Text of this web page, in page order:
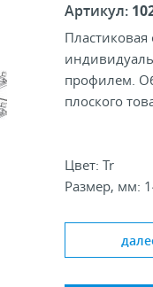
Артикул:
Пластиковая
профилем.
плоского
Цвет: Tr
Размер, мм: